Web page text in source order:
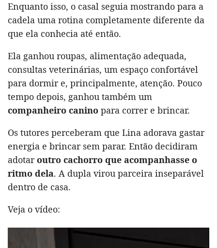
Enquanto isso, o casal seguia mostrando para a
cadela uma rotina completamente diferente da
que ela conhecia até então.
Ela ganhou roupas, alimentação adequada,
consultas veterinárias, um espaço confortável
para dormir e, principalmente, atenção. Pouco
tempo depois, ganhou também um
companheiro canino para correr e brincar.
Os tutores perceberam que Lina adorava gastar
energia e brincar sem parar. Então decidiram
adotaroutro cachorro que acompanhasse o
ritmo dela. A dupla virou parceira inseparável
dentro de casa.
Veja o vídeo: